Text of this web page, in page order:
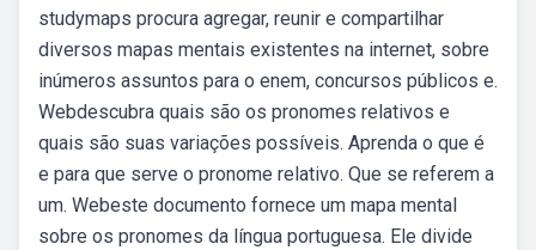
studymaps procura agregar, reunir e compartilhar
diversos mapas mentais existentes na internet, sobre
inúmeros assuntos para o enem, concursos públicos e.
Webdescubra quais são os pronomes relativos e
quais são suas variações possíveis. Aprenda o que é
e para que serve o pronome relativo. Que se referem a
um. Webeste documento fornece um mapa mental
sobre os pronomes da língua portuguesa. Ele divide